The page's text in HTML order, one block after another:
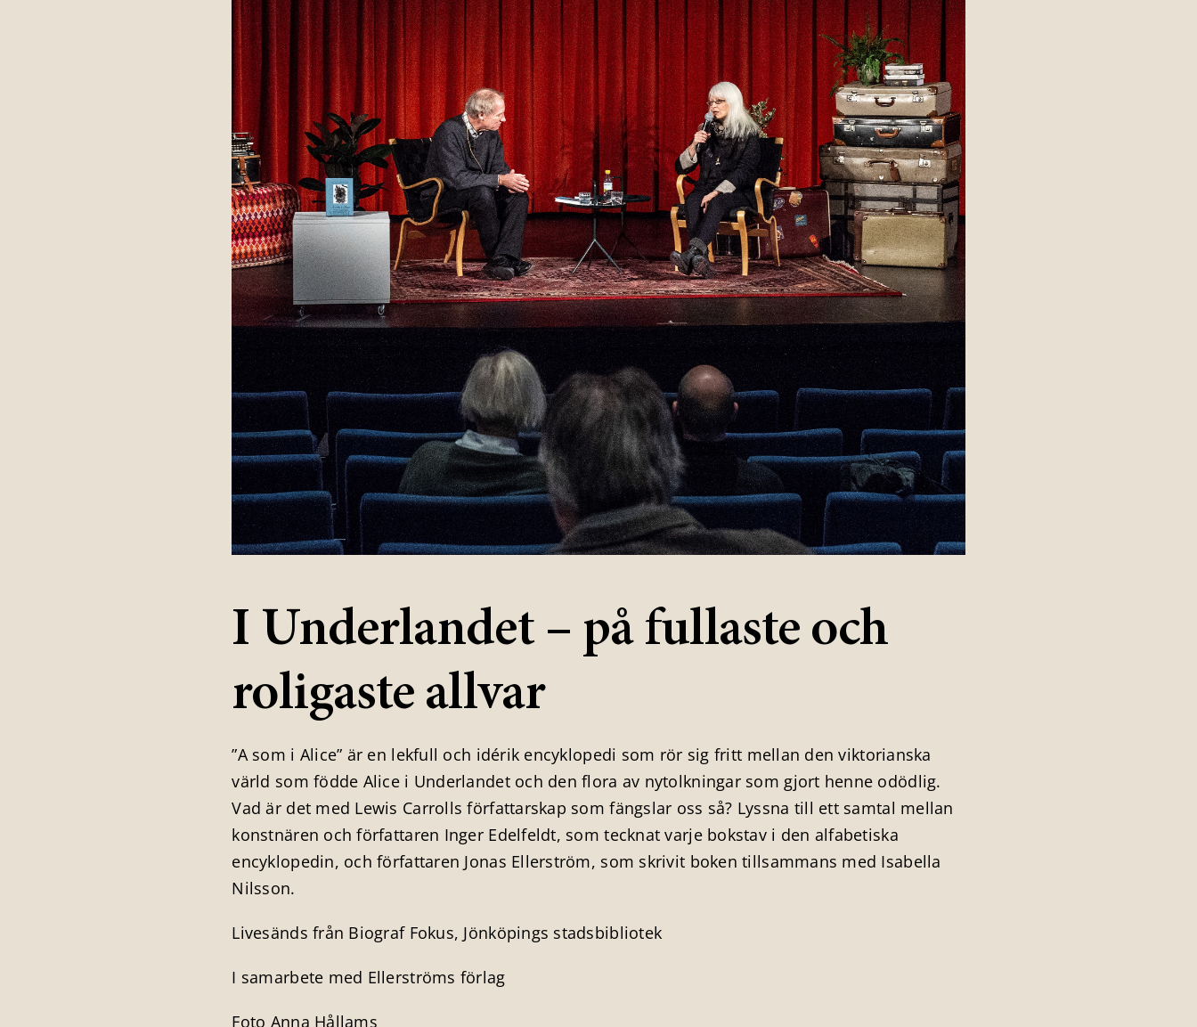
I Underlandet – på fullaste och
roligaste allvar
”A som i Alice” är en lekfull och idérik encyklopedi som rör sig fritt mellan den viktorianska
värld som födde Alice i Underlandet och den flora av nytolkningar som gjort henne odödlig.
Vad är det med Lewis Carrolls författarskap som fängslar oss så? Lyssna till ett samtal mellan
konstnären och författaren Inger Edelfeldt, som tecknat varje bokstav i den alfabetiska
encyklopedin, och författaren Jonas Ellerström, som skrivit boken tillsammans med Isabella
Nilsson.
Livesänds från Biograf Fokus, Jönköpings stadsbibliotek
I samarbete med Ellerströms förlag
Foto Anna Hållams